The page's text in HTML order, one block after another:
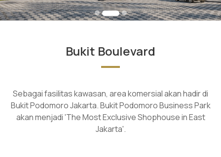
Bukit Boulevard
Sebagai fasilitas kawasan, area komersial akan hadir di
Bukit Podomoro Jakarta. Bukit Podomoro Business Park
akan menjadi 'The Most Exclusive Shophouse in East
Jakarta'.